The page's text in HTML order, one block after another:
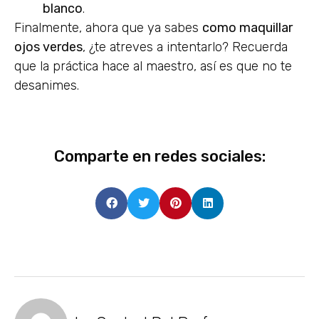
blanco.
Finalmente, ahora que ya sabes como maquillar
ojos verdes, ¿te atreves a intentarlo? Recuerda
que la práctica hace al maestro, así es que no te
desanimes.
Comparte en redes sociales: